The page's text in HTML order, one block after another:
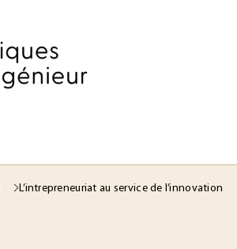
L’intrepreneuriat au service de l’innovation